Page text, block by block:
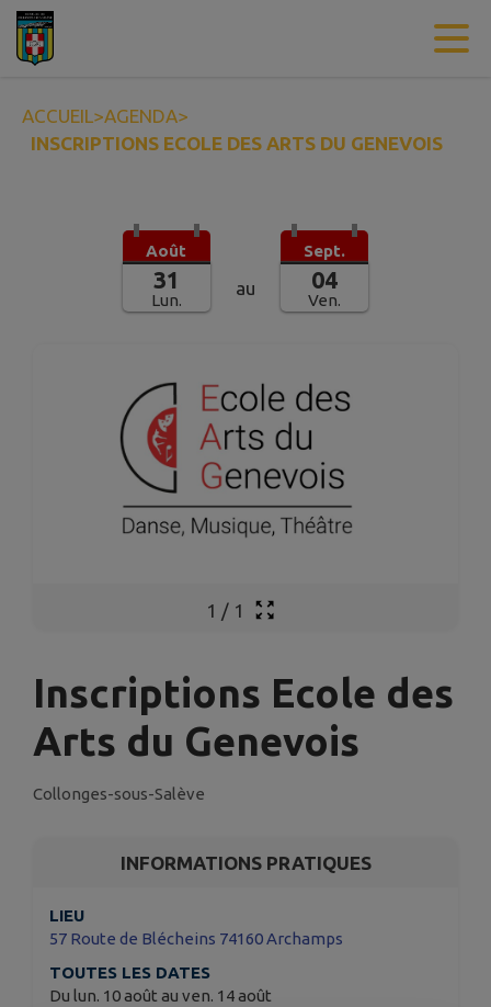
Contenu
ACCUEIL>AGENDA>
INSCRIPTIONS ECOLE DES ARTS DU GENEVOIS
Août
31
Lun.
au
Sept.
04
Ven.
1 / 1
Inscriptions Ecole des
Arts du Genevois
Collonges-sous-Salève
INFORMATIONS PRATIQUES
LIEU
57 Route de Blécheins 74160 Archamps
TOUTES LES DATES
Du lun. 10 août au ven. 14 août